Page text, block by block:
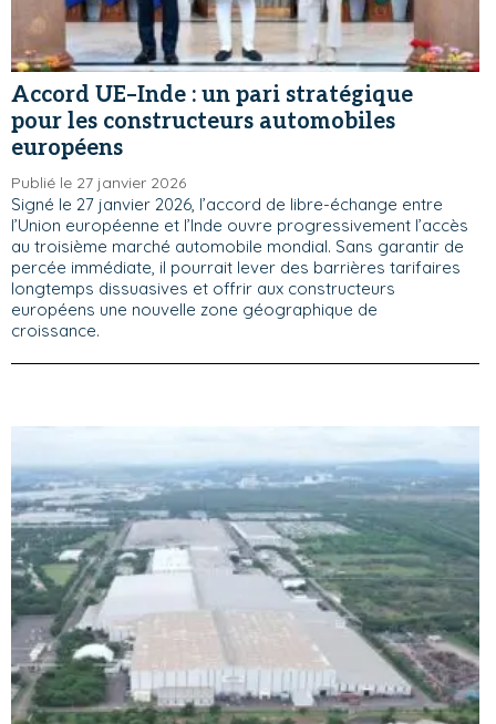
Accord UE–Inde : un pari stratégique
pour les constructeurs automobiles
européens
Publié le 27 janvier 2026
Signé le 27 janvier 2026, l’accord de libre-échange entre
l’Union européenne et l’Inde ouvre progressivement l’accès
au troisième marché automobile mondial. Sans garantir de
percée immédiate, il pourrait lever des barrières tarifaires
longtemps dissuasives et offrir aux constructeurs
européens une nouvelle zone géographique de
croissance.